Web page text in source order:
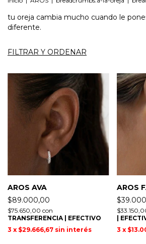
tu oreja cambia mucho cuando le
diferente.
FILTRAR Y ORDENAR
AROS AVA
$89.000,00
$75.650,00 con
TRANSFERENCIA | EFECTIVO
3 x $29.666,67 sin interés
AROS
|
3 x